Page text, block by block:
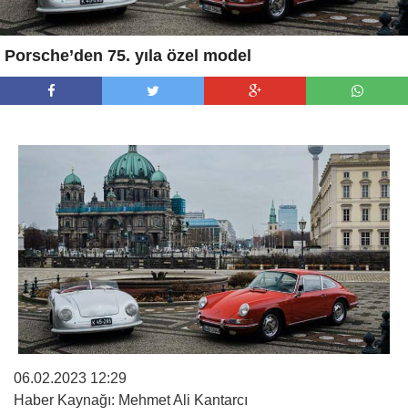
Porsche’den 75. yıla özel model
06.02.2023 12:29
Haber Kaynağı: Mehmet Ali Kantarcı